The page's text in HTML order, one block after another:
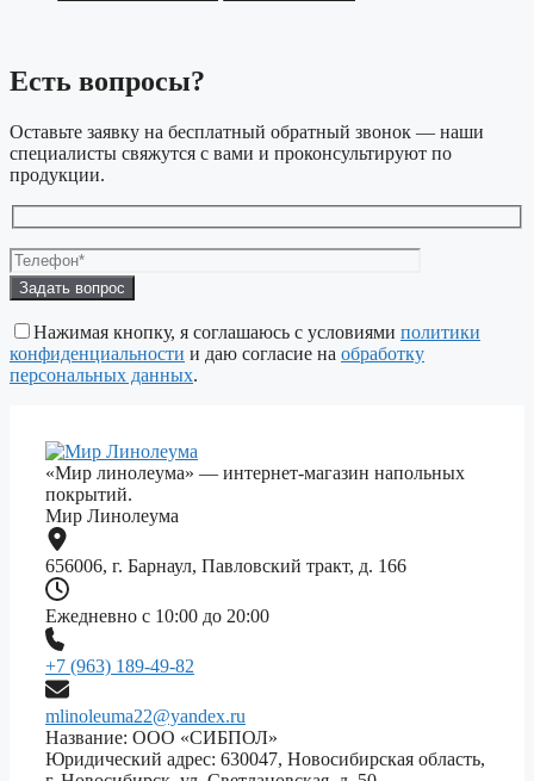
Есть вопросы?
Оставьте заявку на бесплатный обратный звонок — наши
специалисты свяжутся с вами и проконсультируют по
продукции.
Оставьте
это
поле
пустым.
Нажимая кнопку, я соглашаюсь с условиями политики
конфиденциальности и даю согласие на обработку
персональных данных.
«Мир линолеума» — интернет-магазин напольных
покрытий.
Мир Линолеума
656006, г. Барнаул, Павловский тракт, д. 166
Ежедневно с 10:00 до 20:00
+7 (963) 189-49-82
mlinoleuma22@yandex.ru
Название: ООО «СИБПОЛ»
Юридический адрес: 630047, Новосибирская область,